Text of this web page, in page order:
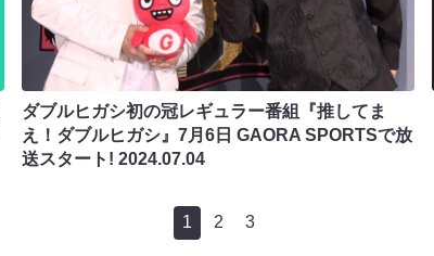
ダブルヒガシ初の冠レギュラー番組『推してま
え！ダブルヒガシ』7月6日 GAORA SPORTSで放
送スタート!2024.07.04
1 2 3